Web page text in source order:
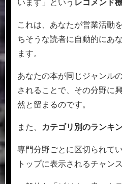
います」という レコメンド
これは、あなたが営業活動
ちそうな読者に自動的にあ
ます。
あなたの本が同じジャンル
されることで、その分野に
然と留まるのです。
また、 カテゴリ別のランキ
専門分野ごとに区切られて
トップに表示されるチャン